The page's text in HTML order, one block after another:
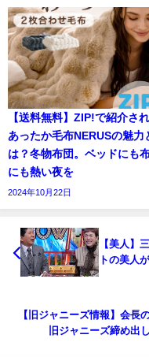
【送料無料】ZIP!で紹介され
あったか毛布NERUSの魅力
は？冬物布団。ベッドにも
にも熱い夜を
2024年10月22日
【美人】
トの美人
【旧ジャニーズ情報】会長
旧ジャニーズ締め出